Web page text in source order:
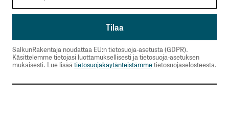
SalkunRakentaja noudattaa EU:n tietosuoja-asetusta (GDPR).
Käsittelemme tietojasi luottamuksellisesti ja tietosuoja-asetuksen
mukaisesti. Lue lisää tietosuojakäytänteistämmetietosuojaselosteesta.